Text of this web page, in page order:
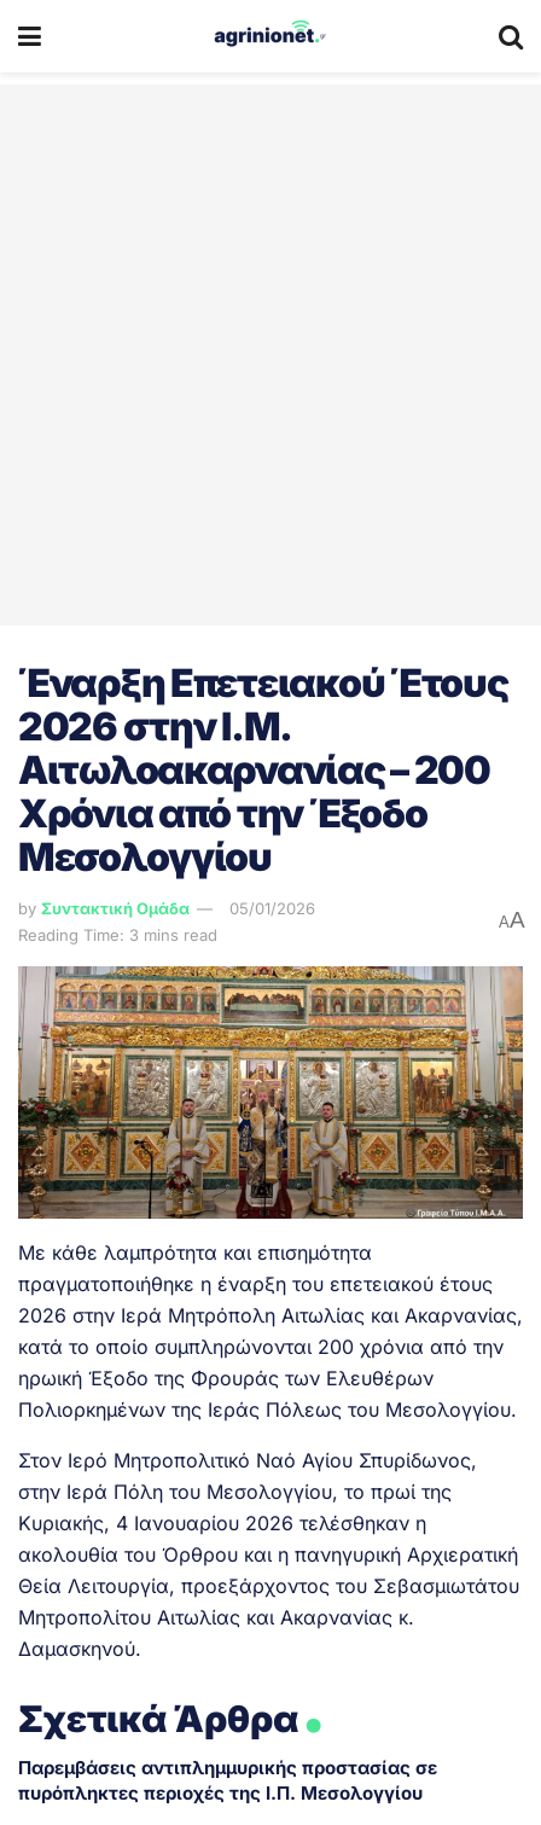
Έναρξη Επετειακού Έτους
2026 στην Ι.Μ.
Αιτωλοακαρνανίας – 200
Χρόνια από την Έξοδο
Μεσολογγίου
by Συντακτική Ομάδα
05/01/2026
Reading Time: 3 mins read
AA
Με κάθε λαμπρότητα και επισημότητα
πραγματοποιήθηκε η έναρξη του επετειακού έτους
2026 στην Ιερά Μητρόπολη Αιτωλίας και Ακαρνανίας,
κατά το οποίο συμπληρώνονται 200 χρόνια από την
ηρωική Έξοδο της Φρουράς των Ελευθέρων
Πολιορκημένων της Ιεράς Πόλεως του Μεσολογγίου.
Στον Ιερό Μητροπολιτικό Ναό Αγίου Σπυρίδωνος,
στην Ιερά Πόλη του Μεσολογγίου, το πρωί της
Κυριακής, 4 Ιανουαρίου 2026 τελέσθηκαν η
ακολουθία του Όρθρου και η πανηγυρική Αρχιερατική
Θεία Λειτουργία, προεξάρχοντος του Σεβασμιωτάτου
Μητροπολίτου Αιτωλίας και Ακαρνανίας κ.
Δαμασκηνού.
Σχετικά Άρθρα.
Παρεμβάσεις αντιπλημμυρικής προστασίας σε
πυρόπληκτες περιοχές της Ι.Π. Μεσολογγίου